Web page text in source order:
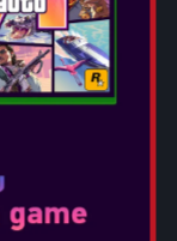
lands,
να
κόσμος
τεράτων
την